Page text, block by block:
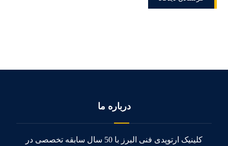
درباره ما
کلینیک ارتوپدی فنی البرز با 50 سال سابقه تخصصی در